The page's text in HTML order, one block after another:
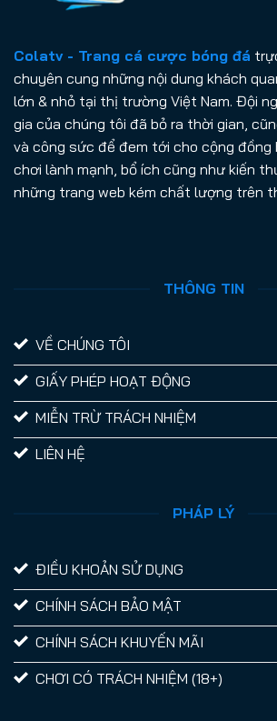
Colatv - Trang cá cược bóng đá
chuyên cung những nội dung khách
lớn & nhỏ tại thị trường Việt Nam. Đội
gia của chúng tôi đã bỏ ra thời gian,
và công sức để đem tới cho cộng
chơi lành mạnh, bổ ích cũng như kiến
những trang web kém chất lượng trên
THÔNG TIN
VỀ CHÚNG TÔI
GIẤY PHÉP HOẠT ĐỘNG
MIỄN TRỪ TRÁCH NHIỆM
LIÊN HỆ
PHÁP LÝ
ĐIỀU KHOẢN SỬ DỤNG
CHÍNH SÁCH BẢO MẬT
CHÍNH SÁCH KHUYẾN MÃI
CHƠI CÓ TRÁCH NHIỆM (18+)